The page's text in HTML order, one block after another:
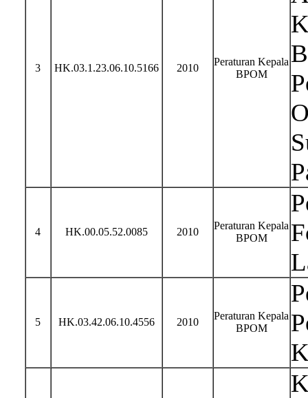
3 HK.03.1.23.06.10.5166 2010
Peraturan Kepala
BPOM
4 HK.00.05.52.0085 2010
Peraturan Kepala
BPOM
5 HK.03.42.06.10.4556 2010
Peraturan Kepala
BPOM